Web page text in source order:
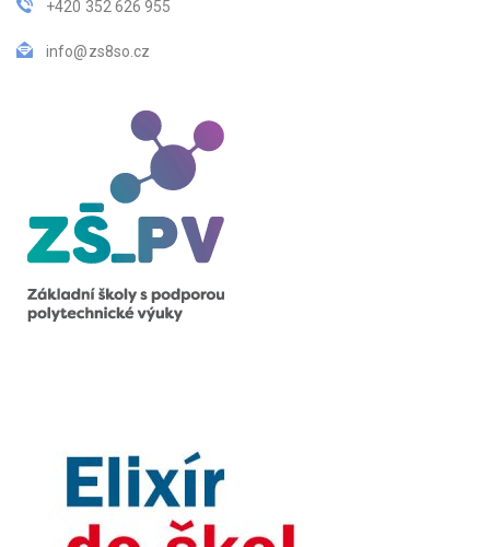
+420 352 626 955
info@zs8so.cz